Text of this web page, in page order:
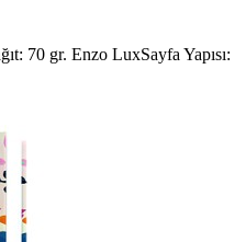
70 gr. Enzo LuxSayfa Yapısı: